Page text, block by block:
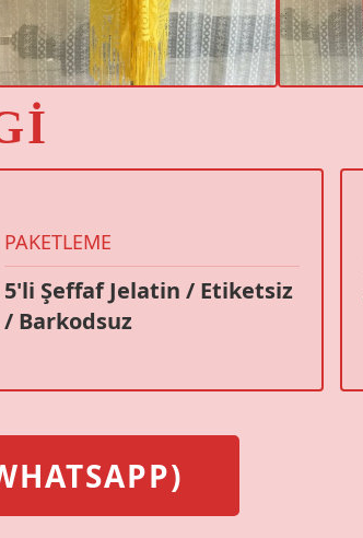
PAKETLEME
5'li Şeffaf Jelatin / Etiketsiz
/ Barkodsuz